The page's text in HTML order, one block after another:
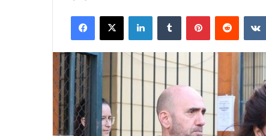
email
Facebook
X LinkedInTumblr PinterestReddit